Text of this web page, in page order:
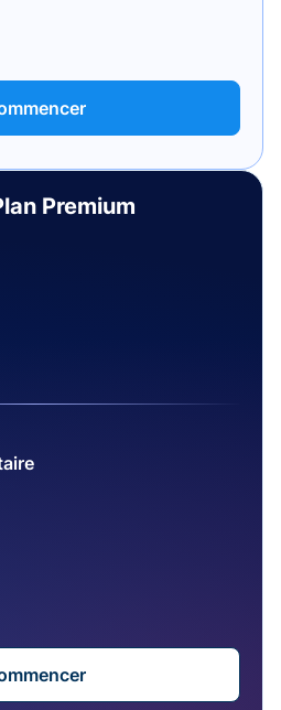
Premium